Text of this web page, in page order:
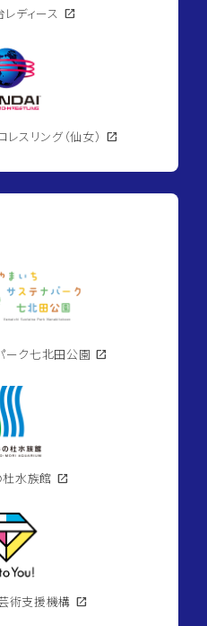
ディース open_in_new
スリング（仙女） open_in_new
ーク七北田公園 open_in_new
水族館 open_in_new
術支援機構 open_in_new